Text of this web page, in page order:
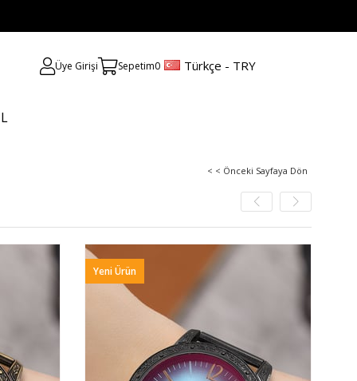
Üye Girişi Sepetim0 Türkçe - TRY
< < Önceki Sayfaya Dön
Yeni Ürün